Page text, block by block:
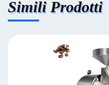
Simili Prodotti